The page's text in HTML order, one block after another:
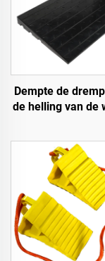
Dempte de
de helling van de
rubberen